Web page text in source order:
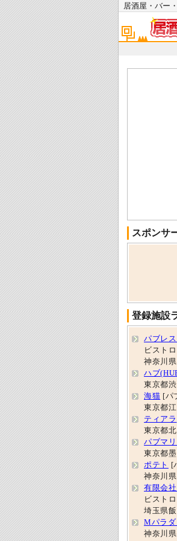
居酒屋・バー
スポンサ
登録施設
パブレ
ビスト
神奈川
ハブ
東京都
海猫 [パ
東京都
ティアラ
東京都北
パブマ
東京都
ポテト
[
神奈川
有限会
ビスト
埼玉県
Mパラダ
神奈川